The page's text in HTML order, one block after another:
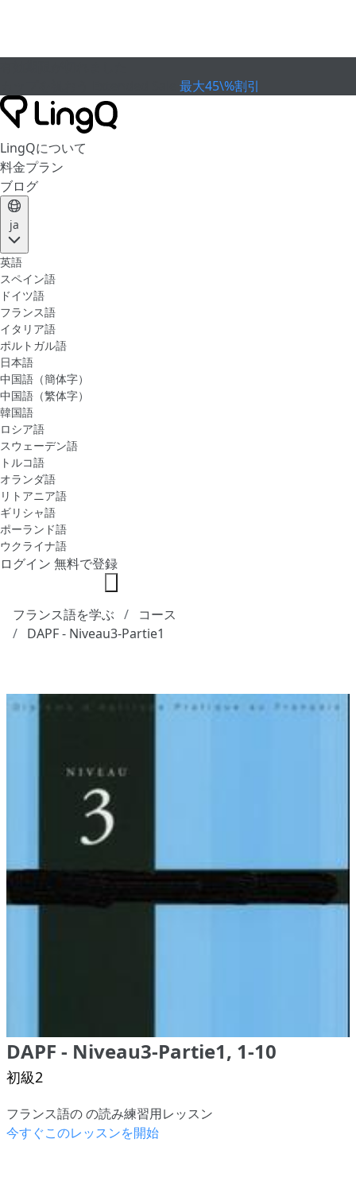
最大45\%割引
LingQについて
料金プラン
ブログ
ja
英語
スペイン語
ドイツ語
フランス語
イタリア語
ポルトガル語
日本語
中国語（簡体字）
中国語（繁体字）
韓国語
ロシア語
スウェーデン語
トルコ語
オランダ語
リトアニア語
ギリシャ語
ポーランド語
ウクライナ語
ログイン 無料で登録
フランス語を学ぶ
コース
DAPF - Niveau3-Partie1
DAPF - Niveau3-Partie1, 1-10
初級2
フランス語の の読み練習用レッスン
今すぐこのレッスンを開始